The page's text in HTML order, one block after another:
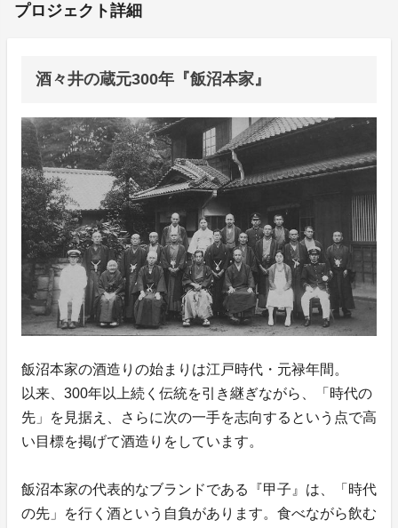
プロジェクト詳細
酒々井の蔵元300年『飯沼本家』
飯沼本家の酒造りの始まりは江戸時代・元禄年間。
以来、300年以上続く伝統を引き継ぎながら、「時代の
先」を見据え、さらに次の一手を志向するという点で高
い目標を掲げて酒造りをしています。
飯沼本家の代表的なブランドである『甲子』は、「時代
の先」を行く酒という自負があります。食べながら飲む